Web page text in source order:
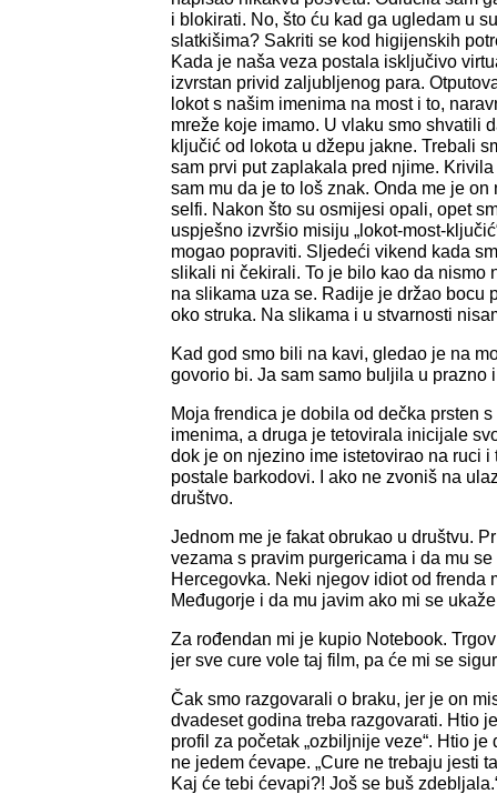
i blokirati. No, što ću kad ga ugledam u
slatkišima? Sakriti se kod higijenskih
Kada je naša veza postala isključivo
izvrstan privid zaljubljenog para.
lokot s našim imenima na most i to,
mreže koje imamo. U vlaku smo shvatili
ključić od lokota u džepu jakne. Trebali
sam prvi put zaplakala pred njime.
sam mu da je to loš znak. Onda me je
selfi. Nakon što su osmijesi opali, opet
uspješno izvršio misiju „lokot-most-
mogao popraviti. Sljedeći vikend kada
slikali ni čekirali. To je bilo kao da nismo
na slikama uza se. Radije je držao bocu
oko struka. Na slikama i u stvarnosti
Kad god smo bili na kavi, gledao je na
govorio bi. Ja sam samo buljila u prazno
Moja frendica je dobila od dečka prsten
imenima, a druga je tetovirala inicijale
dok je on njezino ime istetovirao na ruci i
postale barkodovi. I ako ne zvoniš na
društvo.
Jednom me je fakat obrukao u društvu.
vezama s pravim purgericama i da mu
Hercegovka. Neki njegov idiot od frenda
Međugorje i da mu javim ako mi se
Za rođendan mi je kupio Notebook.
jer sve cure vole taj film, pa će mi se
Čak smo razgovarali o braku, jer je on
dvadeset godina treba razgovarati. Htio
profil za početak „ozbiljnije veze“. Htio
ne jedem ćevape. „Cure ne trebaju jesti
Kaj će tebi ćevapi?! Još se buš